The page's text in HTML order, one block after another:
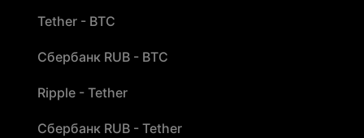
Tether - BTC
Сбербанк RUB - BTC
Ripple - Tether
Сбербанк RUB - Tether